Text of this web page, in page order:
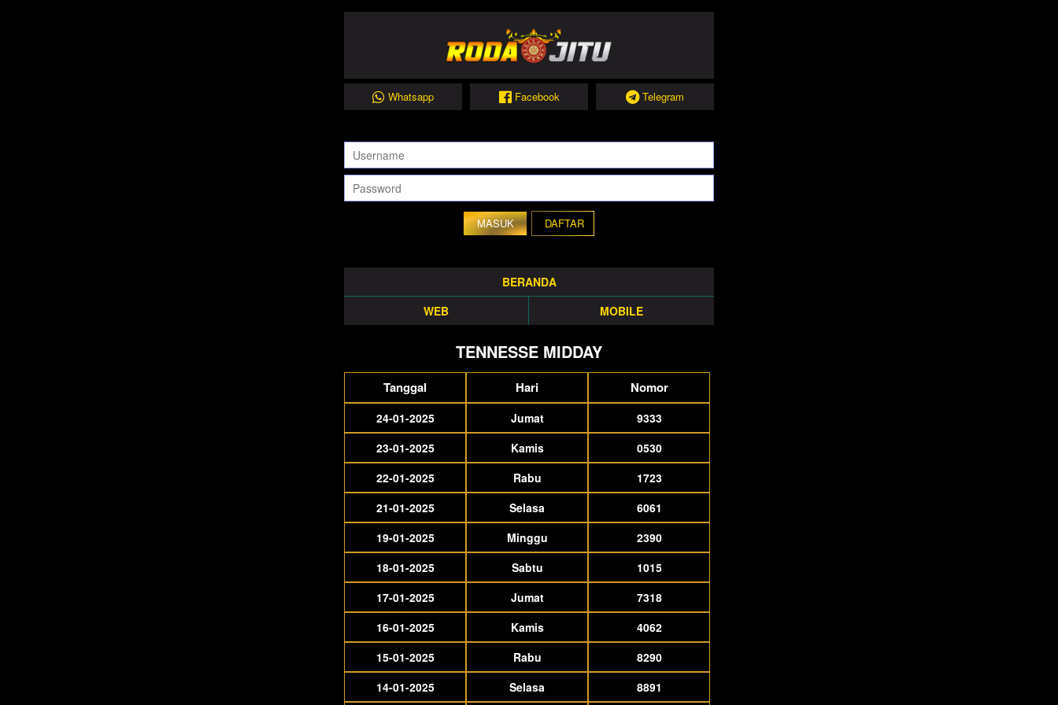
Whatsapp Facebook Telegram
DAFTAR
BERANDA
WEB
MOBILE
TENNESSE MIDDAY
Tanggal Hari Nomor
24-01-2025 Jumat
9333
23-01-2025
Kamis
0530
22-01-2025
Rabu
1723
21-01-2025
Selasa
6061
19-01-2025
Minggu
2390
18-01-2025
Sabtu
1015
17-01-2025
Jumat
7318
16-01-2025
Kamis
4062
15-01-2025
Rabu
8290
14-01-2025
Selasa 8891